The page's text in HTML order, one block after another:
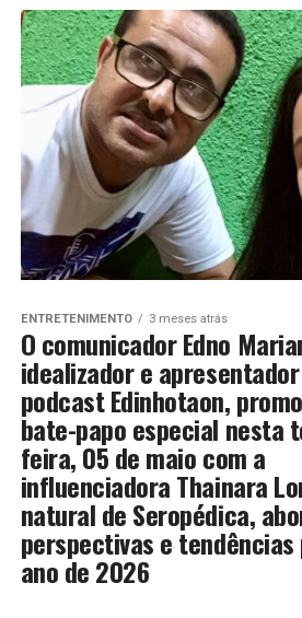
ENTRETENIMENTO 3 meses atrás
O comunicador Edno
idealizador e
podcast Edinhotaon,
bate-papo especial nesta
feira, 05 de maio com a
influenciadora Thainara
natural de Seropédica,
perspectivas e tendências
ano de 2026